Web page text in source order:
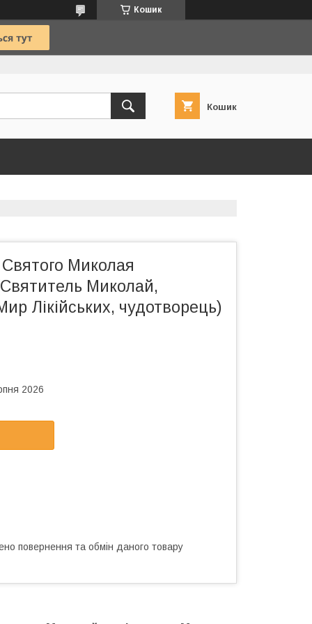
Кошик
Кошик
Миколая
Миколай,
Лікійських, чудотворець)
2026
повернення та обмін даного товару